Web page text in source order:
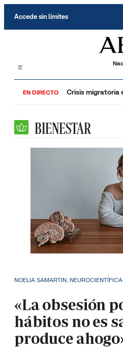
Accede sin límites
EN DIRECTO Crisis migratoria
BIENESTAR
NOELIA SAMARTIN, NEUROCIENTÍFICA
«La obsesión
hábitos no es
produce